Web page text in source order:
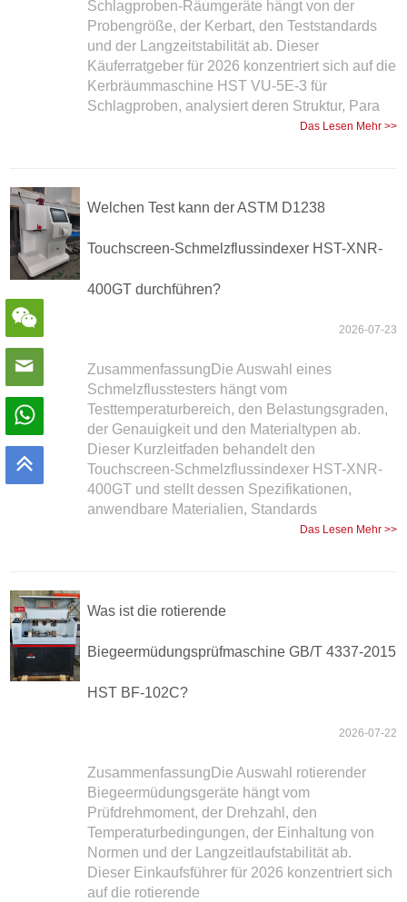
Schlagproben-Räumgeräte hängt von der
Probengröße, der Kerbart, den Teststandards
und der Langzeitstabilität ab. Dieser
Käuferratgeber für 2026 konzentriert sich auf die
Kerbräummaschine HST VU-5E-3 für
Schlagproben, analysiert deren Struktur, Para
Das Lesen Mehr >>
Welchen Test kann der ASTM D1238
Touchscreen-Schmelzflussindexer HST-XNR-
400GT durchführen?
2026-07-23
ZusammenfassungDie Auswahl eines
Schmelzflusstesters hängt vom
Testtemperaturbereich, den Belastungsgraden,
der Genauigkeit und den Materialtypen ab.
Dieser Kurzleitfaden behandelt den
Touchscreen-Schmelzflussindexer HST-XNR-
400GT und stellt dessen Spezifikationen,
anwendbare Materialien, Standards
Das Lesen Mehr >>
Was ist die rotierende
Biegeermüdungsprüfmaschine GB/T 4337-2015
HST BF-102C?
2026-07-22
ZusammenfassungDie Auswahl rotierender
Biegeermüdungsgeräte hängt vom
Prüfdrehmoment, der Drehzahl, den
Temperaturbedingungen, der Einhaltung von
Normen und der Langzeitlaufstabilität ab.
Dieser Einkaufsführer für 2026 konzentriert sich
auf die rotierende